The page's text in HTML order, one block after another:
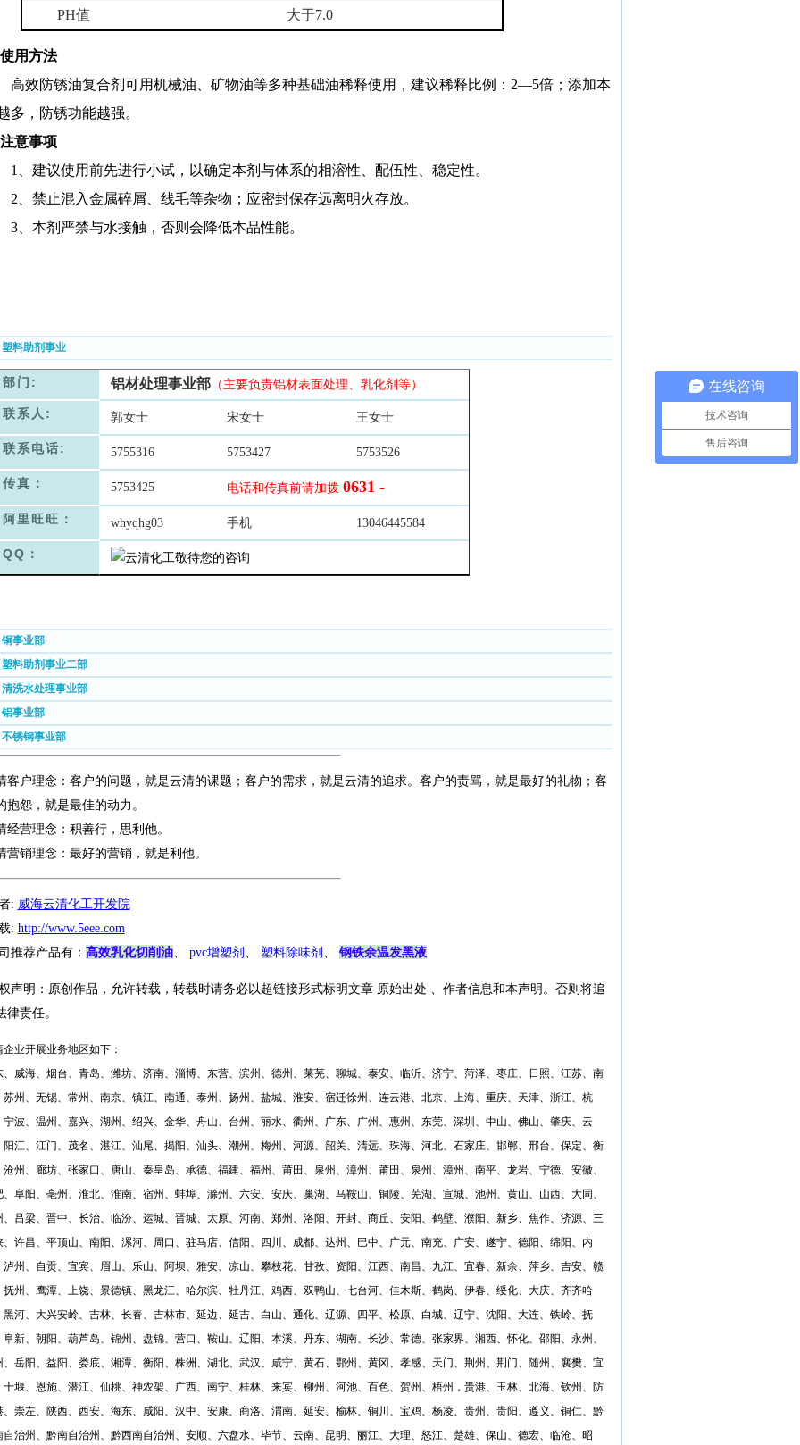
PH值 大于7.0
用方法
高效防锈油复合剂可用机械油、矿物油等多种基础油稀释使用，建议稀释比例： 2—5倍；添加本
多，防锈功能越强。
意事项
1
、建议使用前先进行小试，以确定本剂与体系的相溶性、配伍性、稳定性。
2 、禁止混入金属碎屑、线毛等杂物；应密封保存远离明火存放。
3、本剂严禁与水接触，否则会降低本品性能。
塑料助剂事业
部门: 铝材处理事业部（主要负责铝材表面处理、乳化剂等）
联系人: 郭女士 宋女士 王女士
联系电话: 5755316 5753427 5753526
传真： 5753425 电话和传真前请加拨 0631 -
阿里旺旺： whyqhg03 手机 13046445584
QQ：
铜事业部
塑料助剂事业二部
清洗水处理事业部
铝事业部
不锈钢事业部
客户理念：客户的问题，就是云清的课题；客户的需求，就是云清的追求。客户的责骂，就是最好的礼物；客
抱怨，就是最佳的动力。
经营理念：积善行，思利他。
营销理念：最好的营销，就是利他。
: 威海云清化工开发院
: http://www.5eee.com
推荐产品有： 高效乳化切削油、 pvc增塑剂 、 塑料除味剂 、 钢铁余温发黑液
声明：原创作品，允许转载，转载时请务必以超链接形式标明文章 原始出处 、作者信息和本声明。否则将追
律责任。
企业开展业务地区如下：
、威海、烟台、青岛、潍坊、济南、淄博、东营、滨州、德州、莱芜、聊城、泰安、临沂、济宁、菏泽、枣庄、日照、江苏、南
苏州、无锡、常州、南京、镇江、南通、泰州、扬州、盐城、淮安、宿迁徐州、连云港、北京、上海、重庆、天津、浙江、杭
宁波、温州、嘉兴、湖州、绍兴、金华、舟山、台州、丽水、衢州、广东、广州、惠州、东莞、深圳、中山、佛山、肇庆、云
阳江、江门、茂名、湛江、汕尾、揭阳、汕头、潮州、梅州、河源、韶关、清远、珠海、河北、石家庄、邯郸、邢台、保定、衡
沧州、廊坊、张家口、唐山、秦皇岛、承德、福建、福州、莆田、泉州、漳州、莆田、泉州、漳州、南平、龙岩、宁德、安徽、
、阜阳、亳州、淮北、淮南、宿州、蚌埠、滁州、六安、安庆、巢湖、马鞍山、铜陵、芜湖、宣城、池州、黄山、山西、大同、
、吕梁、晋中、长治、临汾、运城、晋城、太原、河南、郑州、洛阳、开封、商丘、安阳、鹤壁、濮阳、新乡、焦作、济源、三
、许昌、平顶山、南阳、漯河、周口、驻马店、信阳、四川、成都、达州、巴中、广元、南充、广安、遂宁、德阳、绵阳、内
泸州、自贡、宜宾、眉山、乐山、阿坝、雅安、凉山、攀枝花、甘孜、资阳、江西、南昌、九江、宜春、新余、萍乡、吉安、赣
抚州、鹰潭、上饶、景德镇、 黑龙江、哈尔滨、牡丹江、鸡西、双鸭山、七台河、佳木斯、鹤岗、伊春、绥化、大庆、齐齐哈
黑河、大兴安岭、吉林、长春、吉林市、延边、延吉、白山、通化、辽源、四平、松原、白城、辽宁、沈阳、大连、铁岭、抚
阜新、朝阳、葫芦岛、锦州、盘锦、营口、鞍山、辽阳、本溪、丹东、湖南、长沙、常德、张家界、湘西、怀化、邵阳、永州、
、岳阳、益阳、娄底、湘潭、衡阳、株洲、湖北、武汉、咸宁、黄石、鄂州、黄冈、孝感、天门、荆州、荆门、随州、襄樊、宜
十堰、恩施、潜江、仙桃、神农架、广西、南宁、桂林、来宾、柳州、河池、百色、贺州、梧州，贵港、玉林、北海、钦州、防
、崇左、陕西、西安、海东、咸阳、汉中、安康、商洛、渭南、延安、榆林、铜川、宝鸡、杨凌、贵州、贵阳、遵义、铜仁、黔
自治州、黔南自治州、黔西南自治州、安顺、六盘水、毕节、云南、昆明、丽江、大理、怒江、楚雄、保山、德宏、临沧、昭
在线咨询
技术咨询
售后咨询